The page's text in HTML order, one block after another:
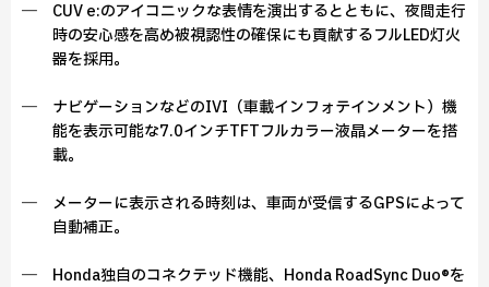
― CUV e:のアイコニックな表情を演出するとともに、夜間走行
時の安心感を高め被視認性の確保にも貢献するフルLED灯火
器を採用。
― ナビゲーションなどのIVI（車載インフォテインメント）機
能を表示可能な7.0インチTFTフルカラー液晶メーターを搭
載。
― メーターに表示される時刻は、車両が受信するGPSによって
自動補正。
― Honda独自のコネクテッド機能、Honda RoadSync Duo®を